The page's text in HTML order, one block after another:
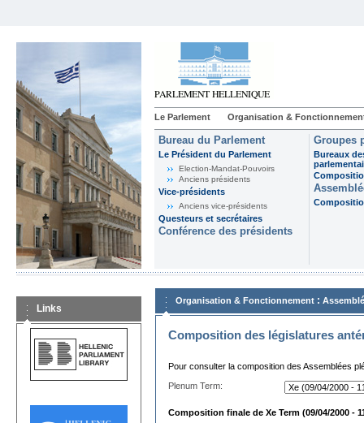
Le Parlement Organisation &
Bureau du Parlement
Le Président du Parlement
Election-Mandat-Pouvoirs
Anciens présidents
Vice-présidents
Anciens vice-présidents
Questeurs et secrétaires
Conférence des présidents
Groupes
Bureaux
Links
Organisation & Fonctionnement :
Composition des législatures
Pour consulter la composition des Assemblées
Plenum Term:
Composition finale de Xe Term (09/04/2000 -